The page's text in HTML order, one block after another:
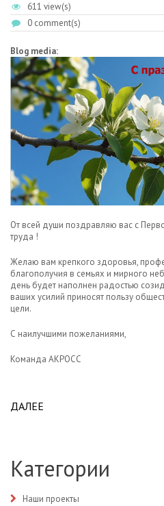
611 view(s)
0 comment(s)
Blog media:
От всей души поздравляю вас с
труда !
Желаю вам крепкого здоровья,
благополучия в семьях и мирного
день будет наполнен радостью
ваших усилий приносят пользу
цели.
С наилучшими пожеланиями,
Команда АКРОСС
ДАЛЕЕ
Категории
Наши проекты